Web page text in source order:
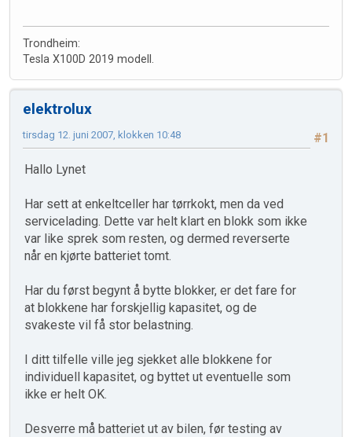
Trondheim:
Tesla X100D 2019 modell.
elektrolux
#1
tirsdag 12. juni 2007, klokken 10:48
Hallo Lynet
Har sett at enkeltceller har tørrkokt, men da ved
servicelading. Dette var helt klart en blokk som ikke
var like sprek som resten, og dermed reverserte
når en kjørte batteriet tomt.
Har du først begynt å bytte blokker, er det fare for
at blokkene har forskjellig kapasitet, og de
svakeste vil få stor belastning.
I ditt tilfelle ville jeg sjekket alle blokkene for
individuell kapasitet, og byttet ut eventuelle som
ikke er helt OK.
Desverre må batteriet ut av bilen, før testing av